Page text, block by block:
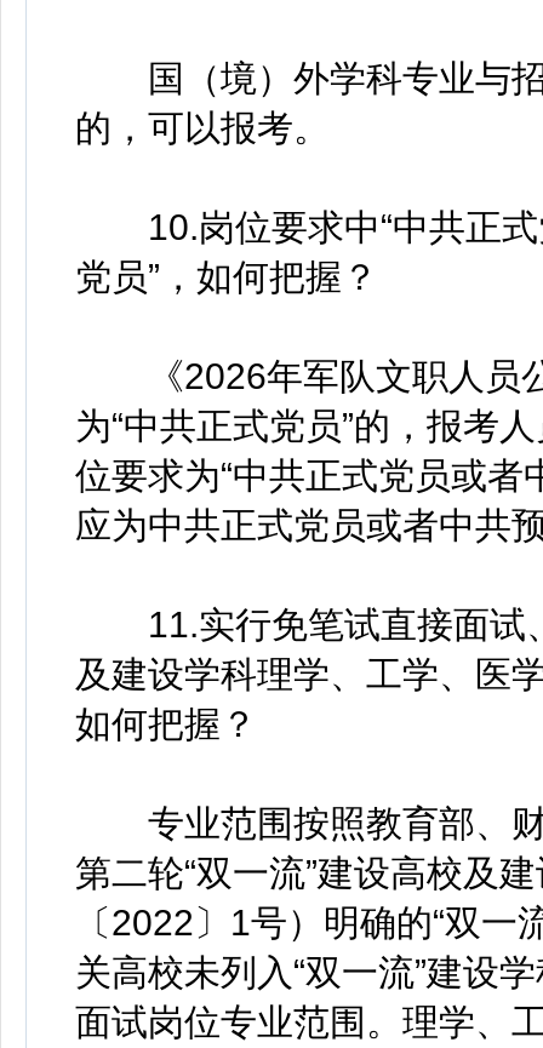
国（境）外学科专业与招
的，可以报考。
10.岗位要求中“中共正式
党员”，如何把握？
《2026年军队文职人员
为“中共正式党员”的，报考
位要求为“中共正式党员或者
应为中共正式党员或者中共
11.实行免笔试直接面试、
及建设学科理学、工学、医
如何把握？
专业范围按照教育部、财
第二轮“双一流”建设高校及
〔2022〕1号）明确的“双
关高校未列入“双一流”建设
面试岗位专业范围。理学、